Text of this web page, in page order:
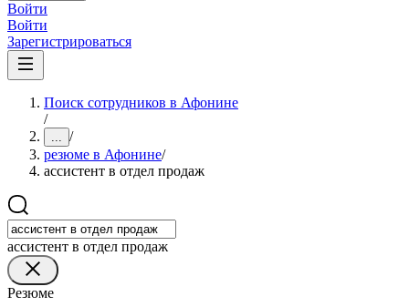
Войти
Войти
Зарегистрироваться
Поиск сотрудников в Афонине
/
... /
резюме в Афонине/
ассистент в отдел продаж
ассистент в отдел продаж
Резюме